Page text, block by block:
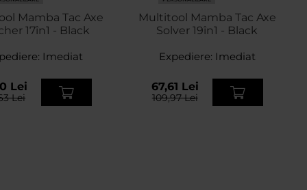
Mamba Tac Axe
17în1 - Black
Imediat
Lei
Lei
Multitool Mamba Tac Axe
Solver 19în1 - Black
Expediere: Imediat
67,61 Lei
109,97 Lei